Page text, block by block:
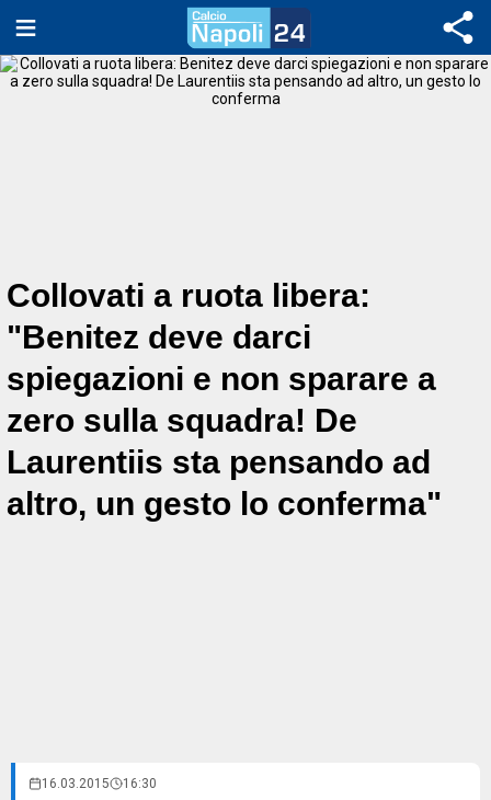
Collovati a ruota libera:
"Benitez deve darci
spiegazioni e non sparare a
zero sulla squadra! De
Laurentiis sta pensando ad
altro, un gesto lo conferma"
16.03.2015 16:30